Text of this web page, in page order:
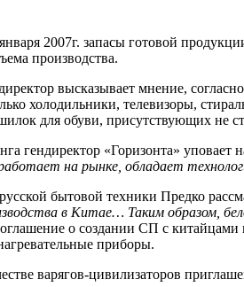
2007г. запасы готовой
производства.
высказывает мнение,
холодильники, телевизоры,
для обуви, присутствующих не
гендиректор «Горизонта»
на рынке, обладает
бытовой техники Предко
в Китае… Таким образом,
о создании СП с китайцами
приборы.
варягов-цивилизаторов